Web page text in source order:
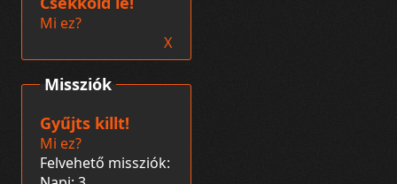
Missziók
Gyűjts killt!
Mi ez?
Felvehető missziók:
Mi ez?
X